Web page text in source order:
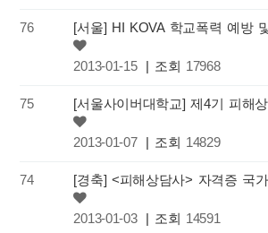
76
2013-01-15 | 조회 17968
75
2013-01-07 | 조회 14829
74
2013-01-03 | 조회 14591